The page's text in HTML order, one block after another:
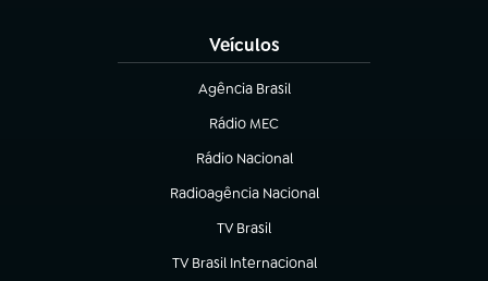
Veículos
Agência Brasil
(abre em nova aba)
Rádio MEC
Rádio Nacional
(abre em nova aba)
Radioagência Nacional
(abre em nova aba)
TV Brasil
(abre em nova aba)
TV Brasil Internacional
(abre em nova aba)